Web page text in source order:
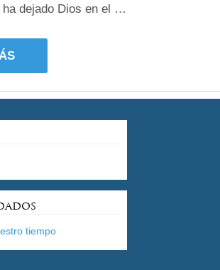
ha dejado Dios en el …
tiempo